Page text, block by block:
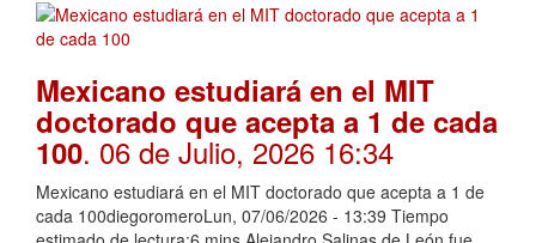
Mexicano estudiará en el MIT
doctorado que acepta a 1 de cada
100. 06 de Julio, 2026 16:34
Mexicano estudiará en el MIT doctorado que acepta a 1 de
cada 100diegoromeroLun, 07/06/2026 - 13:39 Tiempo